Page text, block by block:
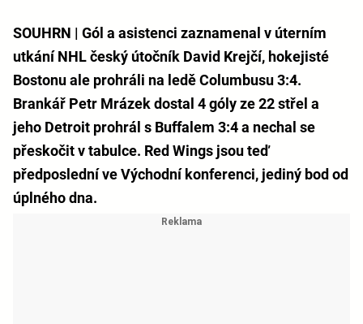
SOUHRN | Gól a asistenci zaznamenal v úterním
utkání NHL český útočník David Krejčí, hokejisté
Bostonu ale prohráli na ledě Columbusu 3:4.
Brankář Petr Mrázek dostal 4 góly ze 22 střel a
jeho Detroit prohrál s Buffalem 3:4 a nechal se
přeskočit v tabulce. Red Wings jsou teď
předposlední ve Východní konferenci, jediný bod od
úplného dna.